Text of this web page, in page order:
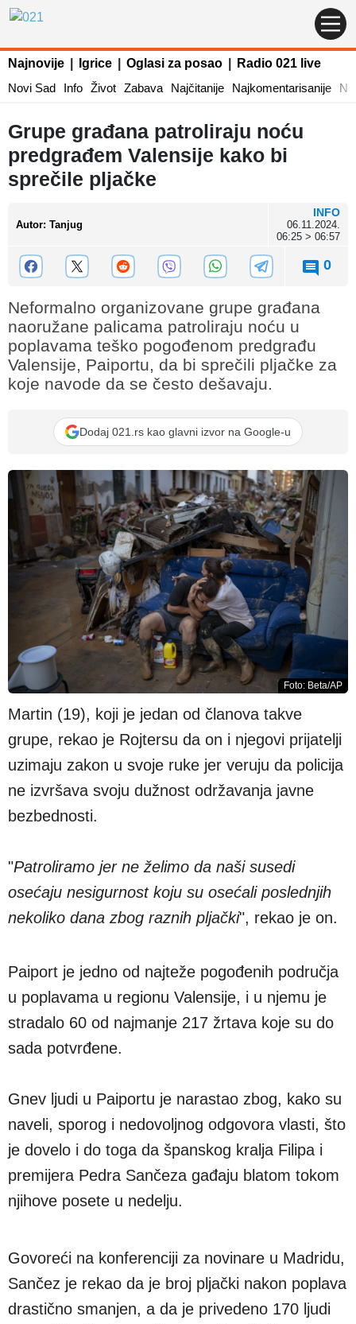
Najnovije Igrice Oglasi za posao
Radio 021 live
Novi Sad
Info Život Zabava Najčitanije Najkomentarisanije
Grupe građana patroliraju noću
predgrađem Valensije kako bi
sprečile pljačke
Autor: Tanjug
INFO
06.11.2024.
06:25 > 06:57
0
Neformalno organizovane grupe građana
naoružane palicama patroliraju noću u
poplavama teško pogođenom predgrađu
Valensije, Paiportu, da bi sprečili pljačke za
koje navode da se često dešavaju.
Dodaj 021.rs kao glavni izvor na Google-u
Foto: Beta/AP
Martin (19), koji je jedan od članova takve
grupe, rekao je Rojtersu da on i njegovi prijatelji
uzimaju zakon u svoje ruke jer veruju da policija
ne izvršava svoju dužnost održavanja javne
bezbednosti.
"Patroliramo jer ne želimo da naši susedi
osećaju nesigurnost koju su osećali poslednjih
nekoliko dana zbog raznih pljački", rekao je on.
Paiport je jedno od najteže pogođenih područja
u poplavama u regionu Valensije, i u njemu je
stradalo 60 od najmanje 217 žrtava koje su do
sada potvrđene.
Gnev ljudi u Paiportu je narastao zbog, kako su
naveli, sporog i nedovoljnog odgovora vlasti, što
je dovelo i do toga da španskog kralja Filipa i
premijera Pedra Sančeza gađaju blatom tokom
njihove posete u nedelju.
Govoreći na konferenciji za novinare u Madridu,
Sančez je rekao da je broj pljački nakon poplava
drastično smanjen, a da je privedeno 170 ljudi